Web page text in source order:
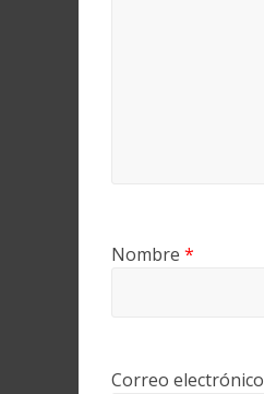
Nombre *
Correo electrónico